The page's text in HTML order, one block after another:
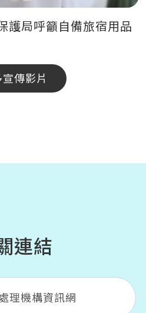
護局呼籲自備旅宿用品
傳影片
連結
理機構資訊網